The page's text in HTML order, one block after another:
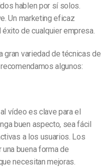
hablen por sí solos.
Un marketing eficaz
de cualquier empresa.
gran variedad de técnicas de
algunos:
vídeo es clave para el
buen aspecto, sea fácil
a los usuarios. Los
buena forma de
necesitan mejoras.